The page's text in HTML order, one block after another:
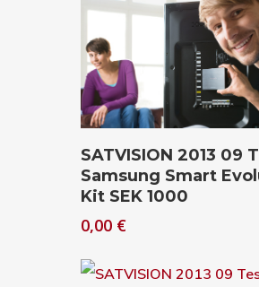
Download
SATVISION 2013 09
Samsung Smart
Kit SEK 1000
0,00 €